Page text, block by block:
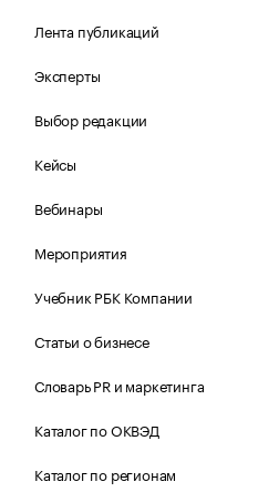
Лента публикаций
Эксперты
Выбор редакции
Кейсы
Вебинары
Мероприятия
Учебник РБК Компании
Статьи о бизнесе
Словарь PR и маркетинга
Каталог по ОКВЭД
Каталог по регионам